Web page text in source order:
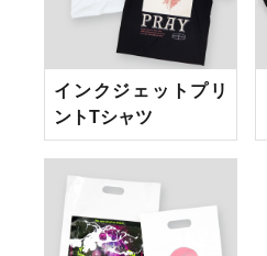
インクジェットプリ
ントTシャツ